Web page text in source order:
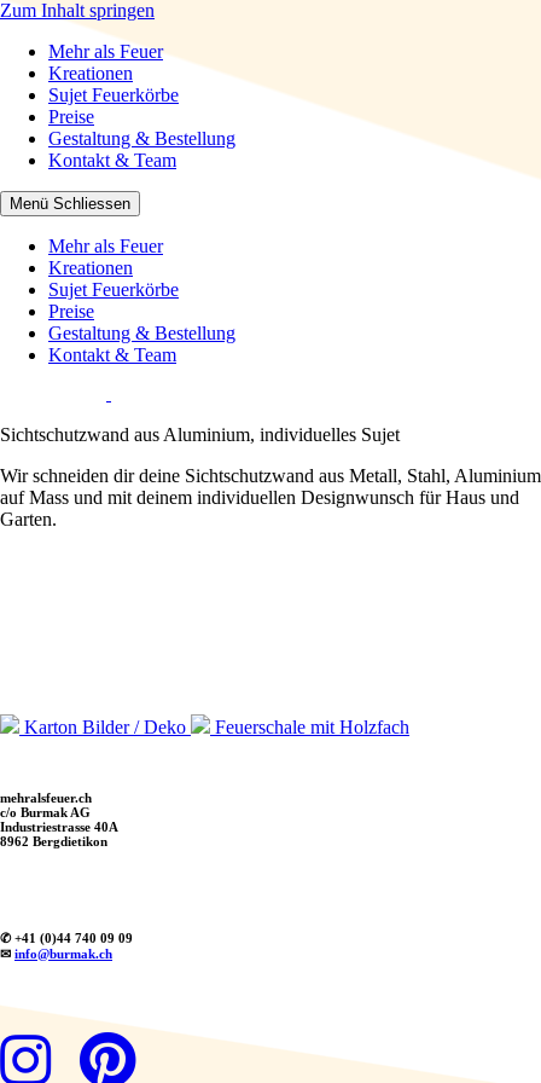
Zum Inhalt springen
Mehr als Feuer
Mehr als Feuer
Kreationen
Sujet Feuerkörbe
Preise
Gestaltung & Bestellung
Kontakt & Team
Menü Schliessen
Mehr als Feuer
Kreationen
Sujet Feuerkörbe
Preise
Gestaltung & Bestellung
Kontakt & Team
Sichtschutzwand aus Aluminium, individuelles Sujet
Wir schneiden dir deine Sichtschutzwand aus Metall, Stahl, Aluminium
auf Mass und mit deinem individuellen Designwunsch für Haus und
Garten.
Karton Bilder / Deko Feuerschale mit Holzfach
mehralsfeuer.ch
c/o Burmak AG
Industriestrasse 40A
8962 Bergdietikon
✆ +41 (0)44 740 09 09
✉ info@burmak.ch